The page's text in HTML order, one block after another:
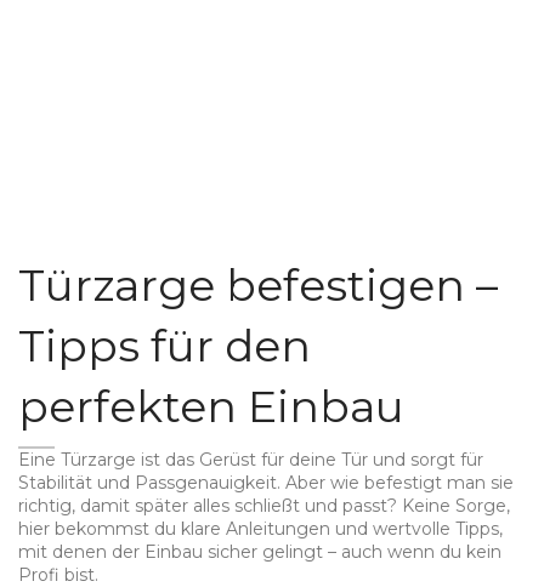
Türzarge befestigen –
Tipps für den
perfekten Einbau
Eine Türzarge ist das Gerüst für deine Tür und sorgt für
Stabilität und Passgenauigkeit. Aber wie befestigt man sie
richtig, damit später alles schließt und passt? Keine Sorge,
hier bekommst du klare Anleitungen und wertvolle Tipps,
mit denen der Einbau sicher gelingt – auch wenn du kein
Profi bist.